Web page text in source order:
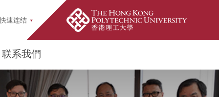
Popup
速连结
联系我們